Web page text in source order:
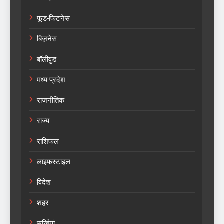
फूड-फिटनेस
बिज़नेस
बॉलीवुड
मध्य प्रदेश
राजनीतिक
राज्य
राशिफल
लाइफस्टाइल
विदेश
शहर